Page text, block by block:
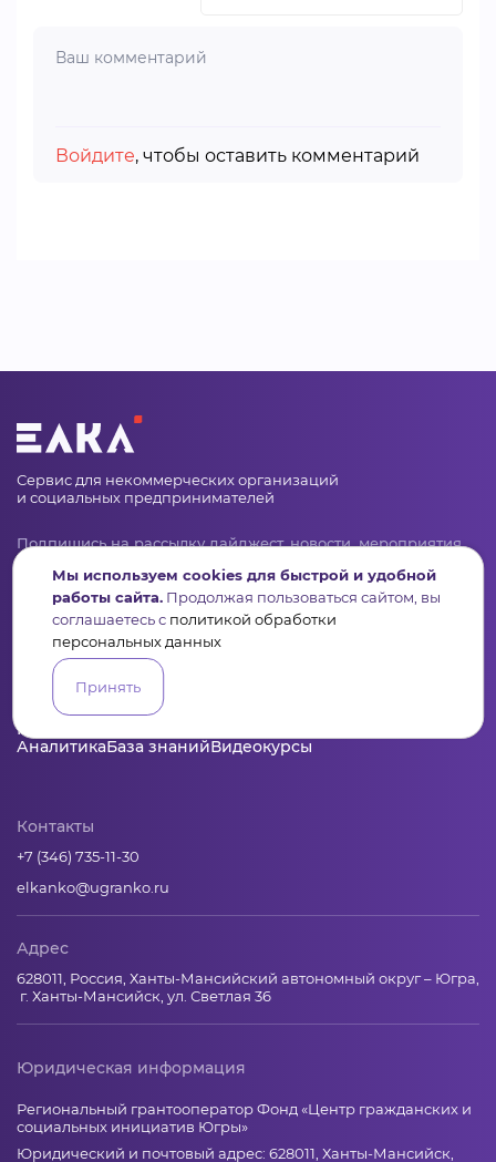
Войдите, чтобы оставить комментарий
Сервис для некоммерческих организаций
и социальных предпринимателей
Подпишись на рассылку дайджест, новости, мероприятия
Пульс
АналитикаБаза знанийВидеокурсы
Контакты
+7 (346) 735-11-30
elkanko@ugranko.ru
Адрес
628011, Россия, Ханты-Мансийский автономный округ – Югра,
г. Ханты-Мансийск, ул. Светлая 36
Юридическая информация
Региональный грантооператор Фонд «Центр гражданских и
социальных инициатив Югры»
Юридический и почтовый адрес: 628011, Ханты-Мансийск,
Мы используем cookies для быстрой и удобной
работы сайта. Продолжая пользоваться сайтом, вы
соглашаетесь с политикой обработки
персональных данных
Принять